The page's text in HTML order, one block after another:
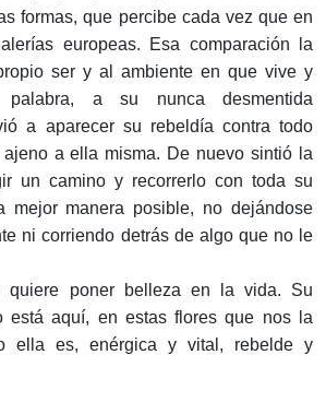
formas, que percibe cada vez que en
europeas. Esa comparación la
ser y al ambiente en que vive y
a su nunca desmentida
a aparecer su rebeldía contra todo
a ella misma. De nuevo sintió la
un camino y recorrerlo con toda su
mejor manera posible, no dejándose
ni corriendo detrás de algo que no le
quiere poner belleza en la vida. Su
está aquí, en estas flores que nos la
ella es, enérgica y vital, rebelde y